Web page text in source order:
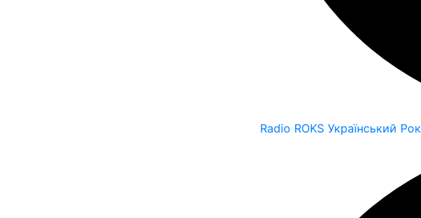
Radio ROKS Український Рок